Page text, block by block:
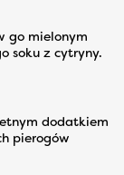
go mielonym
soku z cytryny.
dodatkiem
pierogów